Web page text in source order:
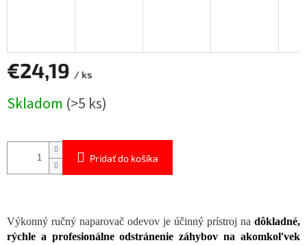
€24,19 / ks
cena:
Skladom (>5 ks)
Pridať do košíka
Výkonný ručný naparovač odevov je účinný prístroj na dôkladné,
rýchle a profesionálne odstránenie záhybov na akomkoľvek